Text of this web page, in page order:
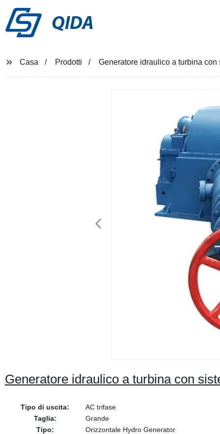
QIDA
Casa Prodotti Generatore idraulico a turbina
Generatore idraulico a turbina con
Tipo di uscita:
AC trifase
Taglia:
Grande
Tipo:
Orizzontale Hydro Generator